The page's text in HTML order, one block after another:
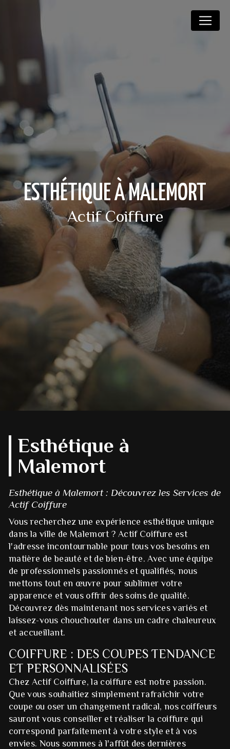
ESTHÉTIQUE À MALEMORT
Actif Coiffure
Esthétique à
Malemort
Esthétique à Malemort : Découvrez les Services de
Actif Coiffure
Vous recherchez une expérience esthétique unique
dans la ville de Malemort ? Actif Coiffure est
l'adresse incontournable pour tous vos besoins en
matière de beauté et de bien-être. Avec une équipe
de professionnels passionnés et qualifiés, nous
mettons tout en œuvre pour sublimer votre
apparence et vous offrir des soins de qualité.
Découvrez dès maintenant nos services variés et
laissez-vous chouchouter dans un cadre chaleureux
et accueillant.
COIFFURE : DES COUPES TENDANCE
ET PERSONNALISÉES
Chez Actif Coiffure, la coiffure est notre passion.
Que vous souhaitiez simplement rafraîchir votre
coupe ou oser un changement radical, nos coiffeurs
sauront vous conseiller et réaliser la coiffure qui
correspond parfaitement à votre style et à vos
envies. Nous sommes à l'affût des dernières